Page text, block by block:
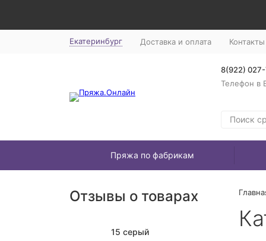
Екатеринбург Доставка и оплата Контакты
8(922)
Телефон в
Пряжа по фабрикам
Отзывы о товарах
15 серый